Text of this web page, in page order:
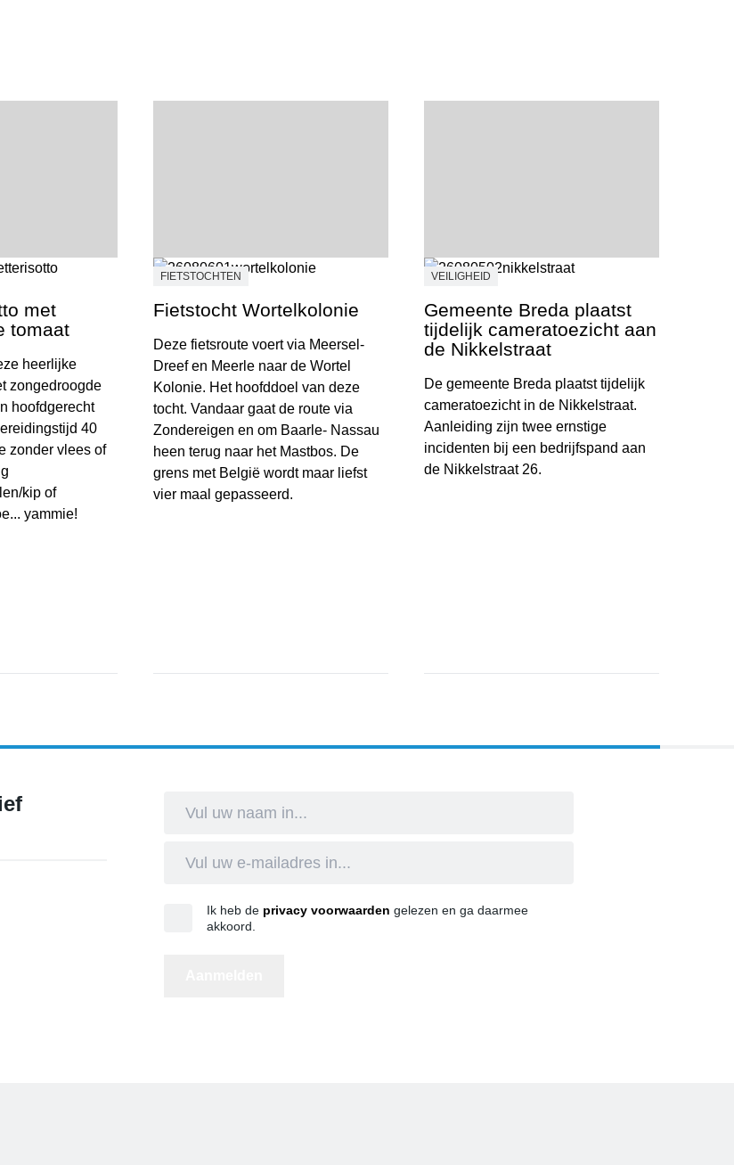
met
tomaat
heerlijke
zongedroogde
hoofdgerecht
40
zonder vlees of
kip of
yammie!
FIETSTOCHTEN
Fietstocht Wortelkolonie
Deze fietsroute voert via Meersel-
Dreef en Meerle naar de Wortel
Kolonie. Het hoofddoel van deze
tocht. Vandaar gaat de route via
Zondereigen en om Baarle- Nassau
heen terug naar het Mastbos. De
grens met België wordt maar liefst
vier maal gepasseerd.
VEILIGHEID
Gemeente Breda plaatst
tijdelijk cameratoezicht aan
de Nikkelstraat
De gemeente Breda plaatst tijdelijk
cameratoezicht in de Nikkelstraat.
Aanleiding zijn twee ernstige
incidenten bij een bedrijfspand aan
de Nikkelstraat 26.
Ik heb de privacy voorwaarden gelezen en ga daarmee
akkoord.